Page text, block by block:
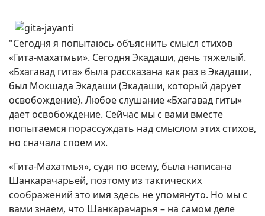
"Сегодня я попытаюсь объяснить смысл стихов
«Гита-махатмьи». Сегодня Экадаши, день тяжелый.
«Бхагавад гита» была рассказана как раз в Экадаши,
был Мокшада Экадаши (Экадаши, который дарует
освобождение). Любое слушание «Бхагавад гиты»
дает освобождение. Сейчас мы с вами вместе
попытаемся порассуждать над смыслом этих стихов,
но сначала споем их.
«Гита-Махатмья», судя по всему, была написана
Шанкарачарьей, поэтому из тактических
соображений это имя здесь не упомянуто. Но мы с
вами знаем, что Шанкарачарья – на самом деле